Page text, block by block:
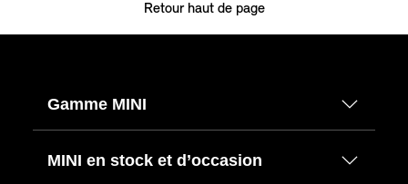
Retour haut de page
Gamme MINI
MINI en stock et d’occasion